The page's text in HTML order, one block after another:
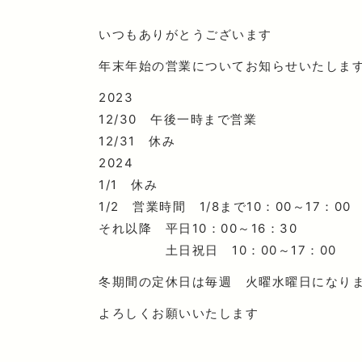
いつもありがとうございます
年末年始の営業についてお知らせいたしま
2023
12/30 午後一時まで営業
12/31 休み
2024
1/1 休み
1/2 営業時間 1/8まで10：00～17：00
それ以降 平日10：00～16：30
土日祝日 10：00～17：00
冬期間の定休日は毎週 火曜水曜日になり
よろしくお願いいたします